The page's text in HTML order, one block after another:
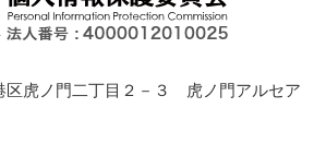
区虎ノ門二丁目２－３ 虎ノ門アルセア